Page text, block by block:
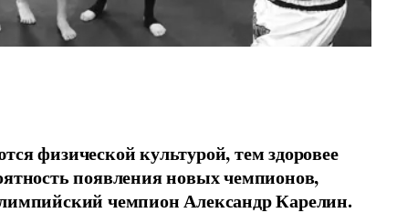
физической культурой, тем здоровее
появления новых чемпионов,
чемпион Александр Карелин.